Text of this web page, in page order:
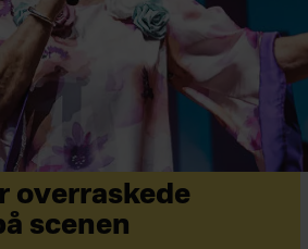
overraskede
scenen